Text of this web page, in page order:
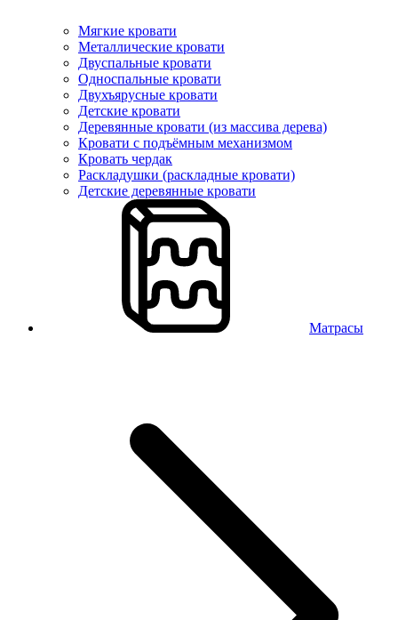
Мягкие кровати
Металлические кровати
Двуспальные кровати
Односпальные кровати
Двухъярусные кровати
Детские кровати
Деревянные кровати (из массива дерева)
Кровати с подъёмным механизмом
Кровать чердак
Раскладушки (раскладные кровати)
Детские деревянные кровати
Матрасы